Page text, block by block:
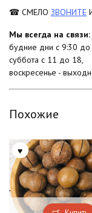
☎ СМЕЛО ЗВОНИТЕ
Мы всегда на связи:
будние дни с 9:30 до
суббота с 11 до 18,
воскресенье -
Похожие